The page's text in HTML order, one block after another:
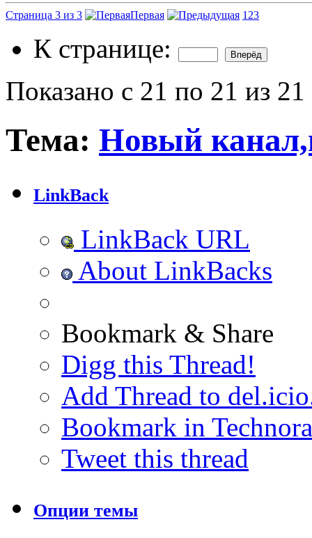
Страница 3 из 3 Первая 1 23
К странице:
Показано с 21 по 21 из 21
Тема: Новый
LinkBack
LinkBack URL
About LinkBacks
Bookmark & Share
Digg this Thread!
Add Thread to
Bookmark in
Tweet this thread
Опции темы